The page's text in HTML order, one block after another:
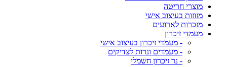
מוצרי חריטה
מזוזות בעיצוב אישי
מזכרות לארועים
מעמדי זיכרון
- מעמדי זיכרון בעיצוב אישי
- מעמדים ונרות לצדיקים
- נר זיכרון חשמלי